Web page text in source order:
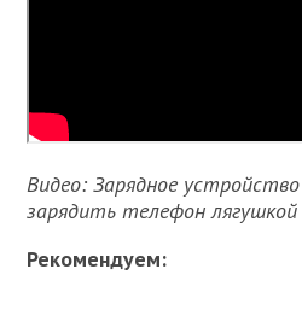
Видео: Зарядное
зарядить телефон лягушкой
Рекомендуем: